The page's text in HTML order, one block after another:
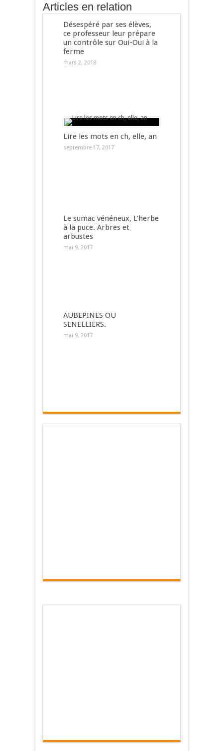
Articles en relation
Désespéré par ses élèves,
ce professeur leur prépare
un contrôle sur Oui-Oui à la
ferme
mars 2, 2018
Lire les mots en ch, elle, an
septembre 17, 2017
Le sumac vénéneux, L’herbe
à la puce. Arbres et
arbustes
mai 9, 2017
AUBEPINES OU
SENELLIERS.
mai 9, 2017